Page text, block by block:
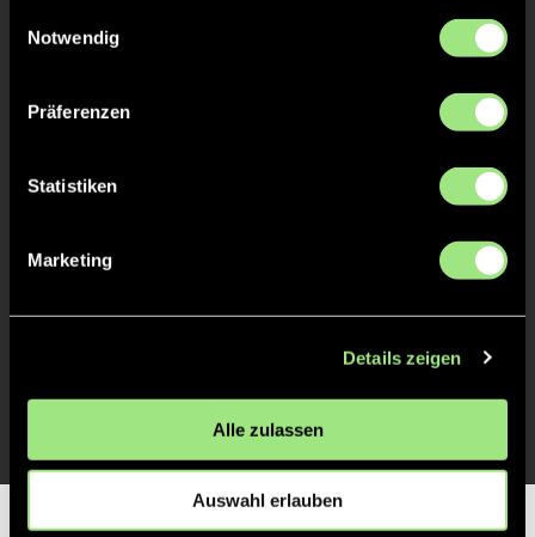
Notwendig
Präferenzen
Statistiken
Marketing
Details zeigen
Alle zulassen
Auswahl erlauben
Staff
TW = Torwart & ETW = Ersatztorwart, K = Kapitän
Zur Startseite